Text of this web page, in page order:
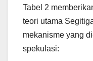
Tabel 2
teori utama
mekanisme yang
spekulasi: